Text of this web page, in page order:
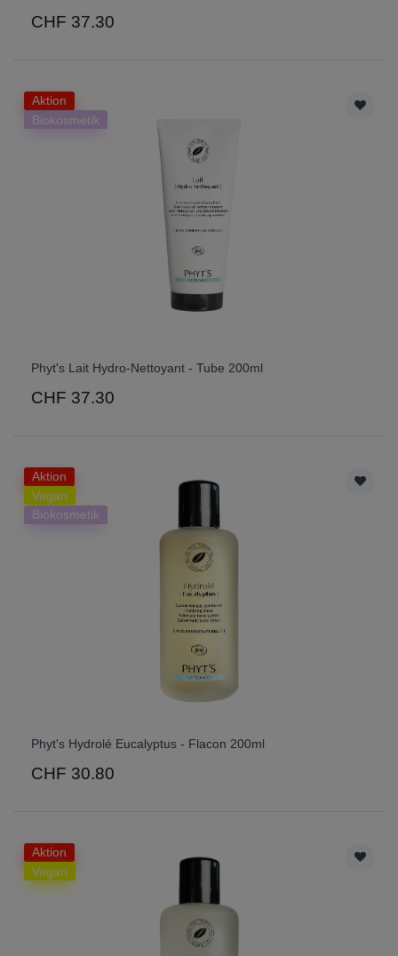
CHF 37.30
Aktion
Biokosmetik
Phyt's Lait Hydro-Nettoyant - Tube 200ml
CHF 37.30
Aktion
Vegan
Biokosmetik
Phyt's Hydrolé Eucalyptus - Flacon 200ml
CHF 30.80
Aktion
Vegan